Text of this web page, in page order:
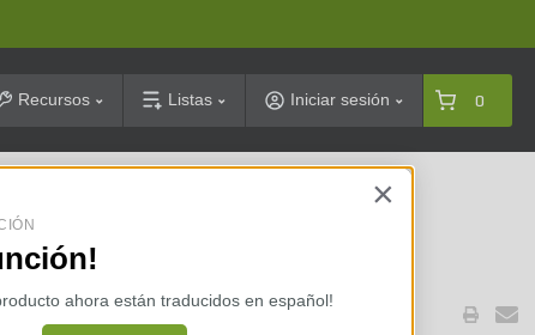
Recursos Listas Iniciar sesión 0
⇢ ×
ahora están traducidos en español!